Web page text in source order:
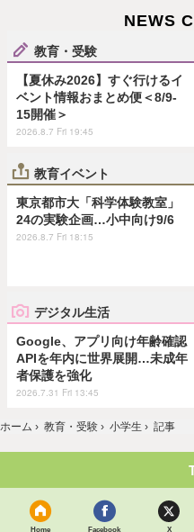
NEWS
教育・受験
【夏休み2026】すぐ行けるイ
ベント情報おまとめ便＜8/9-
15開催＞
2026.8.7 Fri 19:45
教育イベント
東京都市大「科学体験教室」
24の実験企画…小中向け9/6
2026.8.7 Fri 18:15
デジタル生活
Google、アプリ向け年齢確認
APIを年内に世界展開…未成年
者保護を強化
2026.7.31 Fri 13:45
ホーム › 教育・受験 › 小学生 › 記事
Home Facebook X